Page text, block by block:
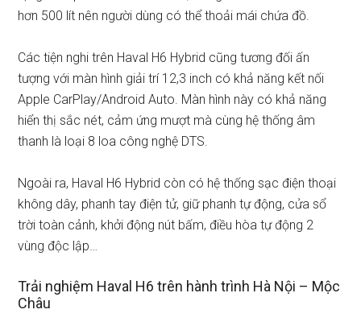
hơn 500 lít nên người dùng có thể thoải mái chứa đồ.
Các tiện nghi trên Haval H6 Hybrid cũng tương đối ấn
tượng với màn hình giải trí 12,3 inch có khả năng kết nối
Apple CarPlay/Android Auto. Màn hình này có khả năng
hiển thị sắc nét, cảm ứng mượt mà cùng hệ thống âm
thanh là loại 8 loa công nghệ DTS.
Ngoài ra, Haval H6 Hybrid còn có hệ thống sạc điện thoại
không dây, phanh tay điện tử, giữ phanh tự động, cửa sổ
trời toàn cảnh, khởi động nút bấm, điều hòa tự động 2
vùng độc lập…
Trải nghiệm Haval H6 trên hành trình Hà Nội – Mộc
Châu